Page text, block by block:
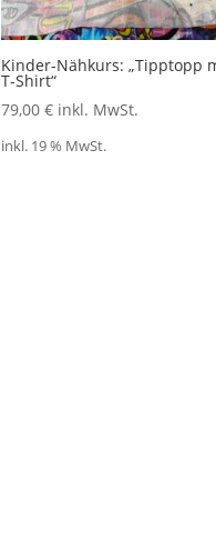
Kinder-Nähkurs: „Tipptopp
T-Shirt“
79,00 € inkl. MwSt.
inkl. 19 % MwSt.